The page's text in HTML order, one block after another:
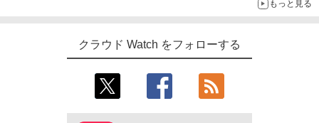
もっと見る
クラウド Watch をフォローする